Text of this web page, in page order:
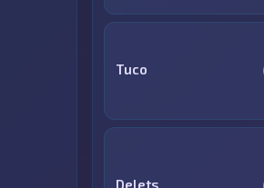
Tuco
Delets